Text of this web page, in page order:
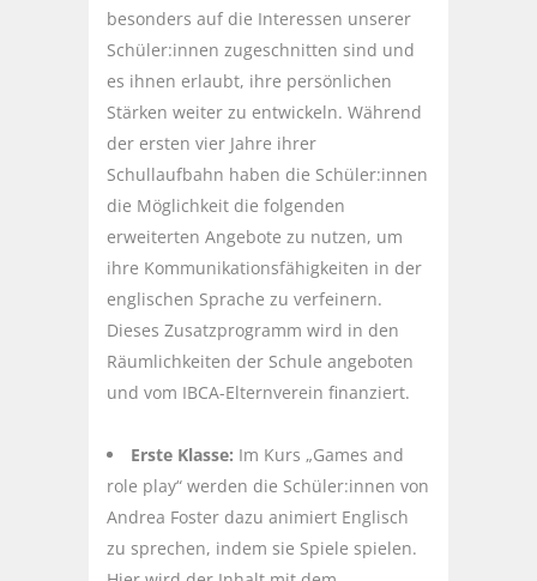
besonders auf die Interessen unserer
Schüler:innen zugeschnitten sind und
es ihnen erlaubt, ihre persönlichen
Stärken weiter zu entwickeln. Während
der ersten vier Jahre ihrer
Schullaufbahn haben die Schüler:innen
die Möglichkeit die folgenden
erweiterten Angebote zu nutzen, um
ihre Kommunikationsfähigkeiten in der
englischen Sprache zu verfeinern.
Dieses Zusatzprogramm wird in den
Räumlichkeiten der Schule angeboten
und vom IBCA-Elternverein finanziert.
Erste Klasse: Im Kurs „Games and
role play“ werden die Schüler:innen von
Andrea Foster dazu animiert Englisch
zu sprechen, indem sie Spiele spielen.